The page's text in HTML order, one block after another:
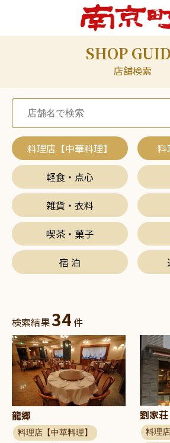
SHOP
店舗検索
料理店【中華料理】
料
軽食・点心
雑貨・衣料
喫茶・菓子
宿 泊
検索結果34件
龍郷
料理店【中華料理】
劉家荘
料理